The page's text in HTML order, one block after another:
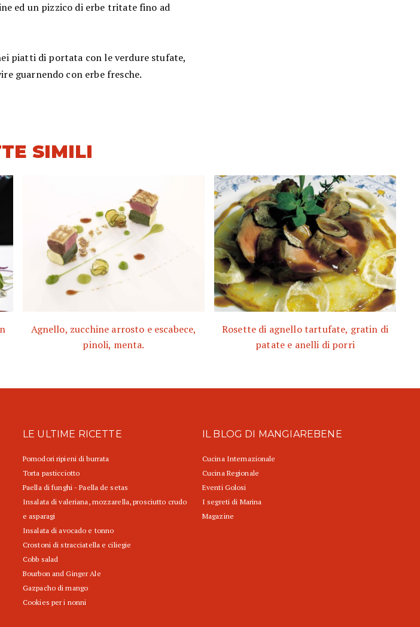
ed un pizzico di erbe tritate fino ad
piatti di portata con le verdure stufate,
guarnendo con erbe fresche.
SIMILI
Agnello, zucchine arrosto e escabece,
pinoli, menta.
Rosette di agnello tartufate, gratin di
patate e anelli di porri
LE ULTIME RICETTE
Pomodori ripieni di burrata
Torta pasticciotto
Paella di funghi - Paella de setas
Insalata di valeriana, mozzarella, prosciutto crudo
e asparagi
Insalata di avocado e tonno
Crostoni di stracciatella e ciliegie
Cobb salad
Bourbon and Ginger Ale
Gazpacho di mango
Cookies per i nonni
IL BLOG DI MANGIAREBENE
Cucina Internazionale
Cucina Regionale
Eventi Golosi
I segreti di Marina
Magazine